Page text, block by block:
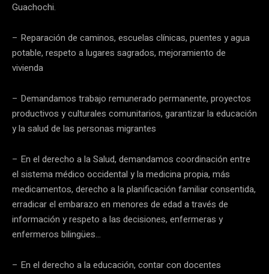
Guachochi.
– Reparación de caminos, escuelas clínicas, puentes y agua
potable, respeto a lugares sagrados, mejoramiento de
vivienda
– Demandamos trabajo remunerado permanente, proyectos
productivos y culturales comunitarios, garantizar la educación
y la salud de las personas migrantes
– En el derecho a la Salud, demandamos coordinación entre
el sistema médico occidental y la medicina propia, más
medicamentos, derecho a la planificación familiar consentida,
erradicar el embarazo en menores de edad a través de
información y respeto a las decisiones, enfermeras y
enfermeros bilingües…
– En el derecho a la educación, contar con docentes